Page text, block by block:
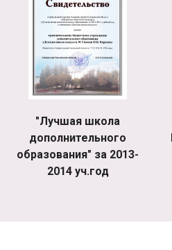
"Лучшая школа
дополнительного
образования" за 2013-
2014 уч.год